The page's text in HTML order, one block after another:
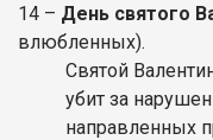
14 – День святого
влюбленных).
Святой
убит за
направленных